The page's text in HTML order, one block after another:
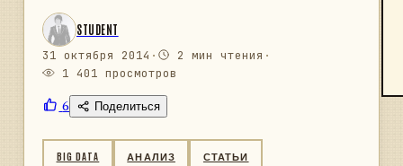
STUDENT
31 октября 2014 · 2 мин чтения ·
1 401 просмотров
6 Поделиться
BIG DATA АНАЛИЗ СТАТЬИ